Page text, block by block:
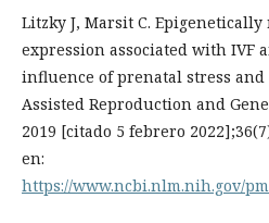
Litzky J, Marsit C.
expression associated with IVF
influence of prenatal stress
Assisted Reproduction and
2019 [citado 5 febrero
en:
https://www.ncbi.nlm.nih.gov/